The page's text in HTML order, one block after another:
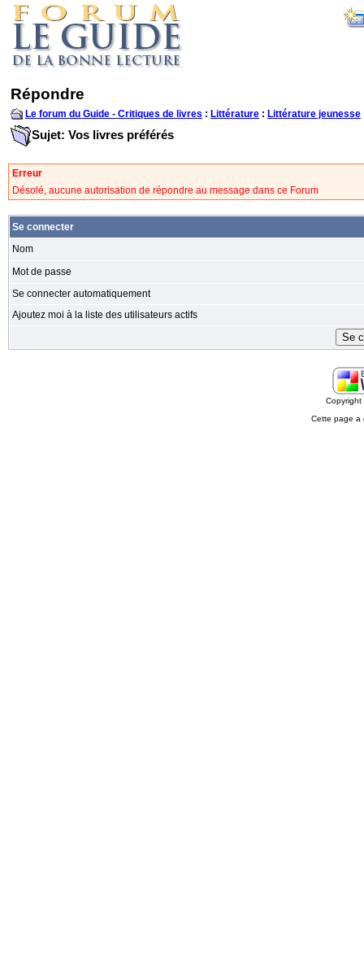
Répondre
Le forum du Guide - Critiques de livres : Littérature : Littérature jeunesse
Sujet: Vos livres préférés
Erreur
Désolé, aucune autorisation de répondre au message dans ce Forum
Se connecter
Nom
Mot de passe
Se connecter automatiquement
Ajoutez moi à la liste des utilisateurs actifs
Cette page a